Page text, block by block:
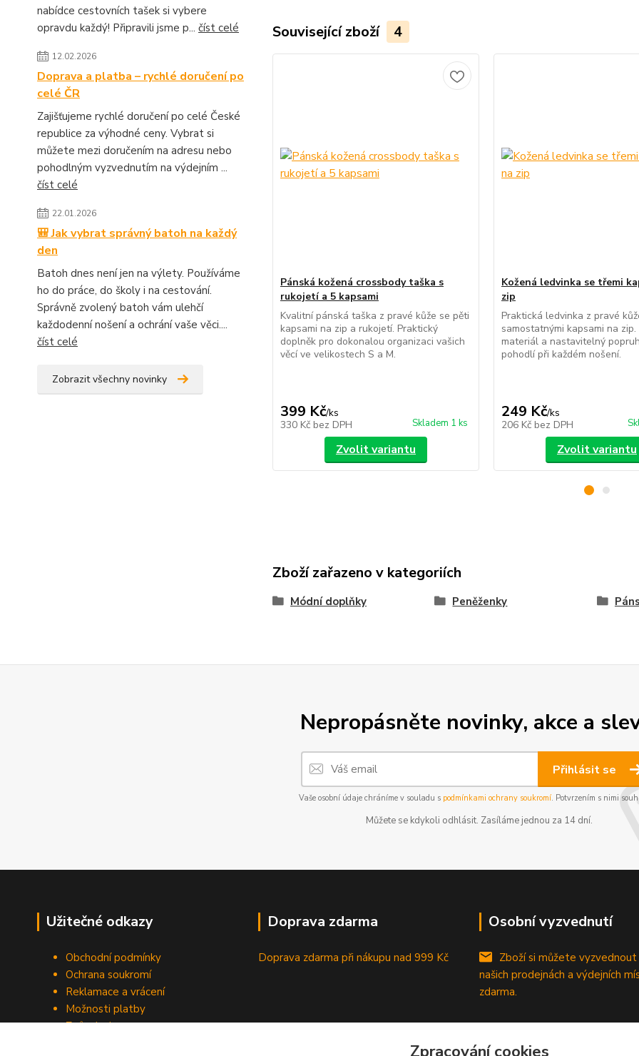
nabídce cestovních tašek si vybere
opravdu každý! Připravili jsme p... číst celé
12.02.2026
Doprava a platba – rychlé doručení po
celé ČR
Zajišťujeme rychlé doručení po celé České
republice za výhodné ceny. Vybrat si
můžete mezi doručením na adresu nebo
pohodlným vyzvednutím na výdejním ...
číst celé
22.01.2026
🎒 Jak vybrat správný batoh na každý
den
Batoh dnes není jen na výlety. Používáme
ho do práce, do školy i na cestování.
Správně zvolený batoh vám ulehčí
každodenní nošení a ochrání vaše věci....
číst celé
Zobrazit všechny novinky
Související zboží 4
Pánská kožená crossbody taška s
rukojetí a 5 kapsami
Kvalitní pánská taška z pravé kůže se pěti
kapsami na zip a rukojetí. Praktický
doplněk pro dokonalou organizaci vašich
věcí ve velikostech S a M.
399 Kč/ks
330 Kč bez DPH Skladem 1 ks
Zvolit variantu
Kožená ledvinka se třemi
zip
Praktická ledvinka z pravé
samostatnými kapsami na
materiál a nastavitelný
pohodlí při každém nošení.
249 Kč/ks
206 Kč bez DPH
Zvolit variantu
Zboží zařazeno v kategoriích
Módní doplňky Peněženky
Nepropásněte novinky, akce a
Přihlásit se
Vaše osobní údaje chráníme v souladu s podmínkami ochrany soukromí. Potvrzením s nimi
Můžete se kdykoli odhlásit. Zasíláme jednou za 14 dní.
Užitečné odkazy
Obchodní podmínky
Ochrana soukromí
Reklamace a vrácení
Možnosti platby
Způsob dopravy
Doprava zdarma
Doprava zdarma při nákupu nad 999 Kč
Osobní vyzvednutí
Zboží si můžete vyzvednout
našich prodejnách a výdejních
zdarma.
Zpracování cookies